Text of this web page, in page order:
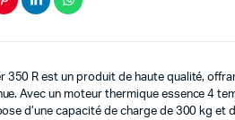
350 R est un produit de haute qualité,
Avec un moteur thermique essence 4
d’une capacité de charge de 300 kg et